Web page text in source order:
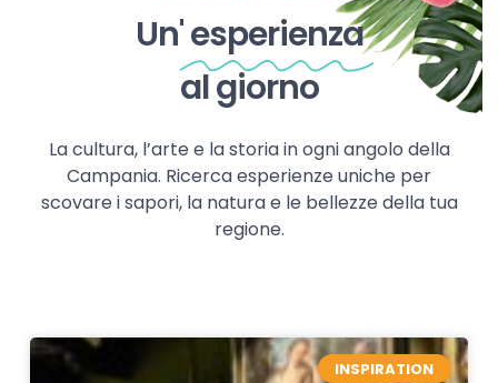
Un'esperienza
al giorno
La cultura, l’arte e la storia in ogni angolo della
Campania. Ricerca esperienze uniche per
scovare i sapori, la natura e le bellezze della tua
regione.
INSPIRATION